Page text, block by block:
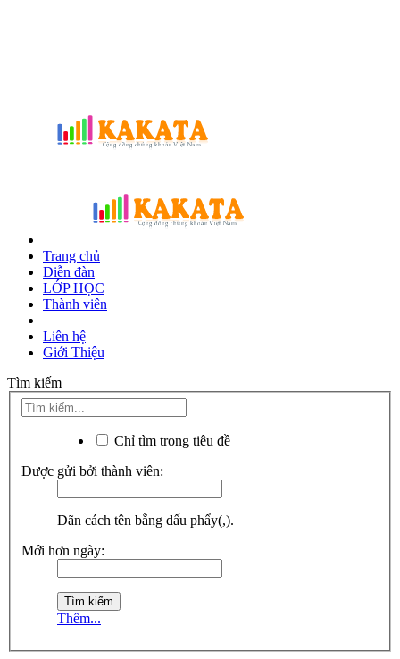
Trang chủ
Diễn đàn
LỚP HỌC
Thành viên
Liên hệ
Giới Thiệu
Tìm kiếm
Chỉ tìm trong tiêu đề
Được gửi bởi thành viên:
Dãn cách tên bằng dấu phẩy(,).
Mới hơn ngày:
Thêm...